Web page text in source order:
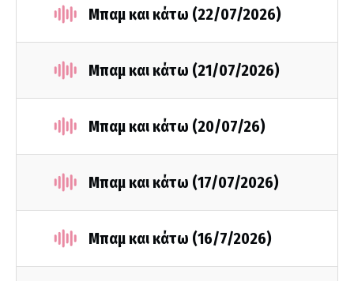
Μπαμ και κάτω (22/07/2026)
Μπαμ και κάτω (21/07/2026)
Μπαμ και κάτω (20/07/26)
Μπαμ και κάτω (17/07/2026)
Μπαμ και κάτω (16/7/2026)